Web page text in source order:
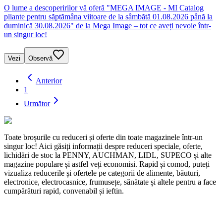
O lume a descoperirilor vă oferă "MEGA IMAGE - MI Catalog
pliante pentru săptămâna viitoare de la sâmbătă 01.08.2026 până la
duminică 30.08.2026" de la Mega Image – tot ce aveți nevoie într-
un singur loc!
Vezi Observă
Anterior
1
Următor
Toate broșurile cu reduceri și oferte din toate magazinele într-un
singur loc! Aici găsiți informații despre reduceri speciale, oferte,
lichidări de stoc la PENNY, AUCHMAN, LIDL, SUPECO și alte
magazine populare și astfel veți economisi. Rapid și comod, puteți
vizualiza reducerile și ofertele pe categorii de alimente, băuturi,
electronice, electrocasnice, frumusețe, sănătate și altele pentru a face
cumpărături rapid, convenabil și ieftin.